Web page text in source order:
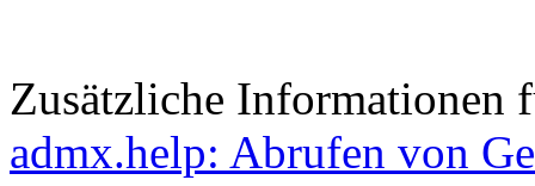
Zusätzliche Informationen
admx.help: Abrufen von